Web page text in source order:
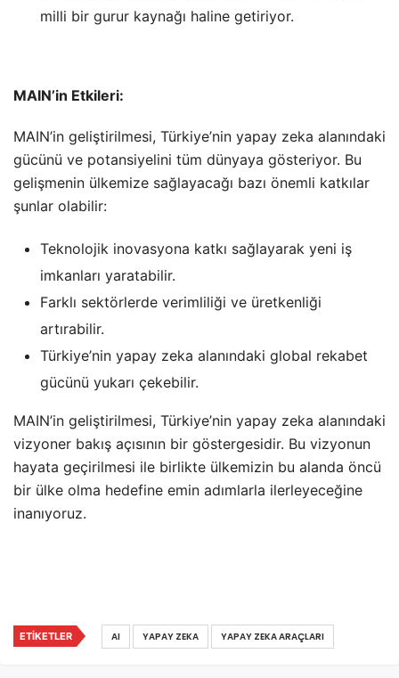
milli bir gurur kaynağı haline getiriyor.
MAIN’in Etkileri:
MAIN’in geliştirilmesi, Türkiye’nin yapay zeka alanındaki
gücünü ve potansiyelini tüm dünyaya gösteriyor. Bu
gelişmenin ülkemize sağlayacağı bazı önemli katkılar
şunlar olabilir:
Teknolojik inovasyona katkı sağlayarak yeni iş
imkanları yaratabilir.
Farklı sektörlerde verimliliği ve üretkenliği
artırabilir.
Türkiye’nin yapay zeka alanındaki global rekabet
gücünü yukarı çekebilir.
MAIN’in geliştirilmesi, Türkiye’nin yapay zeka alanındaki
vizyoner bakış açısının bir göstergesidir. Bu vizyonun
hayata geçirilmesi ile birlikte ülkemizin bu alanda öncü
bir ülke olma hedefine emin adımlarla ilerleyeceğine
inanıyoruz.
ETIKETLER AI YAPAY ZEKA YAPAY ZEKA ARAÇLARI